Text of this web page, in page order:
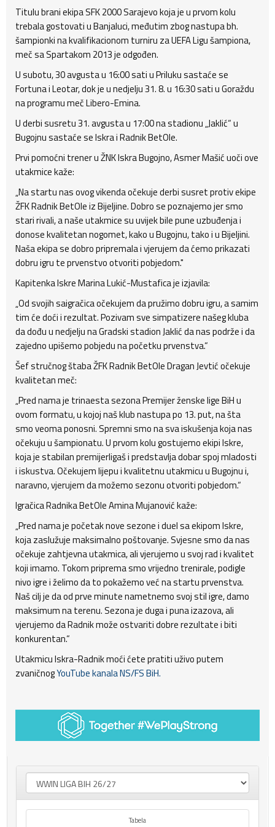
Titulu brani ekipa SFK 2000 Sarajevo koja je u prvom kolu
trebala gostovati u Banjaluci, međutim zbog nastupa bh.
šampionki na kvalifikacionom turniru za UEFA Ligu šampiona,
meč sa Spartakom 2013 je odgođen.
U subotu, 30 avgusta u 16:00 sati u Priluku sastaće se
Fortuna i Leotar, dok je u nedjelju 31. 8. u 16:30 sati u Goraždu
na programu meč Libero-Emina.
U derbi susretu 31. avgusta u 17:00 na stadionu „Jaklić“ u
Bugojnu sastaće se Iskra i Radnik BetOle.
Prvi pomoćni trener u ŽNK Iskra Bugojno, Asmer Mašić uoči ove
utakmice kaže:
„Na startu nas ovog vikenda očekuje derbi susret protiv ekipe
ŽFK Radnik BetOle iz Bijeljine. Dobro se poznajemo jer smo
stari rivali, a naše utakmice su uvijek bile pune uzbuđenja i
donose kvalitetan nogomet, kako u Bugojnu, tako i u Bijeljini.
Naša ekipa se dobro pripremala i vjerujem da ćemo prikazati
dobru igru te prvenstvo otvoriti pobjedom."
Kapitenka Iskre Marina Lukić-Mustafica je izjavila:
„Od svojih saigračica očekujem da pružimo dobru igru, a samim
tim će doći i rezultat. Pozivam sve simpatizere našeg kluba
da dođu u nedjelju na Gradski stadion Jaklić da nas podrže i da
zajedno upišemo pobjedu na početku prvenstva.“
Šef stručnog štaba ŽFK Radnik BetOle Dragan Jevtić očekuje
kvalitetan meč:
„Pred nama je trinaesta sezona Premijer ženske lige BiH u
ovom formatu, u kojoj naš klub nastupa po 13. put, na šta
smo veoma ponosni. Spremni smo na sva iskušenja koja nas
očekuju u šampionatu. U prvom kolu gostujemo ekipi Iskre,
koja je stabilan premijerligaš i predstavlja dobar spoj mladosti
i iskustva. Očekujem lijepu i kvalitetnu utakmicu u Bugojnu i,
naravno, vjerujem da možemo sezonu otvoriti pobjedom.“
Igračica Radnika BetOle Amina Mujanović kaže:
„Pred nama je početak nove sezone i duel sa ekipom Iskre,
koja zaslužuje maksimalno poštovanje. Svjesne smo da nas
očekuje zahtjevna utakmica, ali vjerujemo u svoj rad i kvalitet
koji imamo. Tokom priprema smo vrijedno trenirale, podigle
nivo igre i želimo da to pokažemo već na startu prvenstva.
Naš cilj je da od prve minute nametnemo svoj stil igre, damo
maksimum na terenu. Sezona je duga i puna izazova, ali
vjerujemo da Radnik može ostvariti dobre rezultate i biti
konkurentan.“
Utakmicu Iskra-Radnik moći ćete pratiti uživo putem
zvaničnogYouTube kanala NS/FS BiH.
Tabela